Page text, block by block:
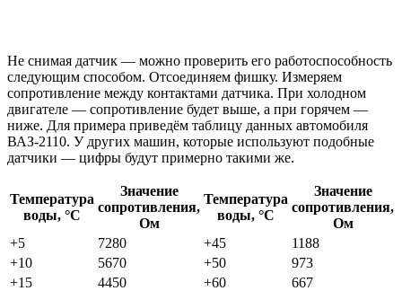
Не снимая датчик — можно проверить его работоспособность
следующим способом. Отсоединяем фишку. Измеряем
сопротивление между контактами датчика. При холодном
двигателе — сопротивление будет выше, а при горячем —
ниже. Для примера приведём таблицу данных автомобиля
ВАЗ-2110. У других машин, которые используют подобные
датчики — цифры будут примерно такими же.
Температура
воды, °С
Значение
сопротивления,
Ом
Температура
воды, °С
Значение
сопротивления,
Ом
+5
7280 +45
1188
+10
5670 +50
973
+15
4450 +60
667